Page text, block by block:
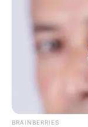
BRAINBERRIES